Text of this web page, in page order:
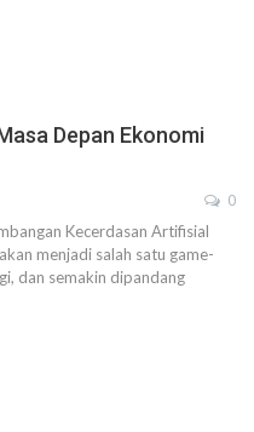
Depan Ekonomi
0
Kecerdasan Artifisial
menjadi salah satu game-
dan semakin dipandang